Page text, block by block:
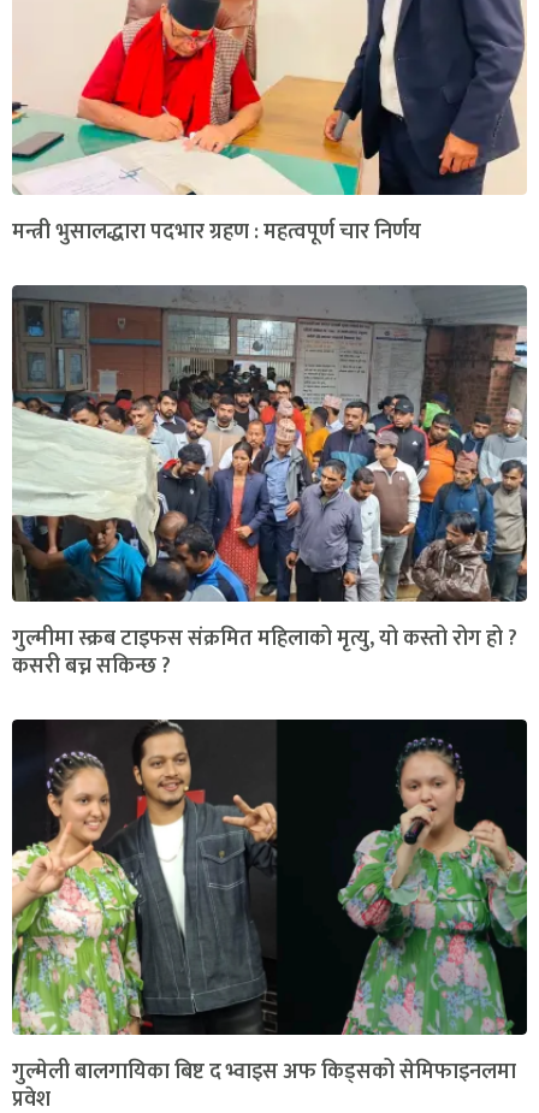
मन्त्री भुसालद्धारा पदभार ग्रहण : महत्वपूर्ण चार निर्णय
गुल्मीमा स्क्रब टाइफस संक्रमित महिलाको मृत्यु, यो कस्तो रोग हो ?
कसरी बच्न सकिन्छ ?
गुल्मेली बालगायिका बिष्ट द भ्वाइस अफ किड्सको सेमिफाइनलमा
प्रवेश